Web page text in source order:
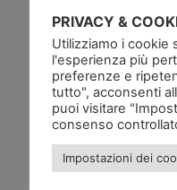
PRIVACY &
Utilizziamo i cookie
l'esperienza più
preferenze e
tutto", acconsenti
puoi visitare
consenso
Impostazioni dei